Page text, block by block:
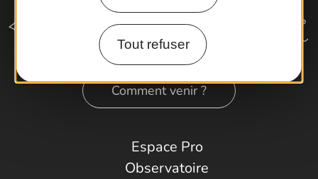
Tout refuser
Comment venir ?
Espace Pro
Observatoire